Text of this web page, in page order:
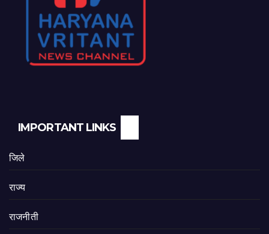
IMPORTANT LINKS
जिले
राज्य
राजनीती